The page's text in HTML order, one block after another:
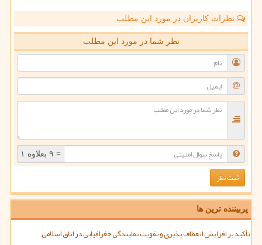
نظرات کاربران در مورد این مطلب
نظر شما در مورد این مطلب
= ۹ بعلاوه ۱
پربیننده ترین ها
تأکید بر افزایش انعطاف پذیری و تقویت نمایندگی جغرافیایی در اتاق اسلامی